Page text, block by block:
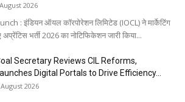
2026
: इंडियन ऑयल कॉरपोरेशन लिमिटेड (IOCL) ने मार्केटिंग
अप्रेंटिस भर्ती 2026 का नोटिफिकेशन जारी किया...
Secretary Reviews CIL Reforms,
Digital Portals to Drive Efficiency...
2026